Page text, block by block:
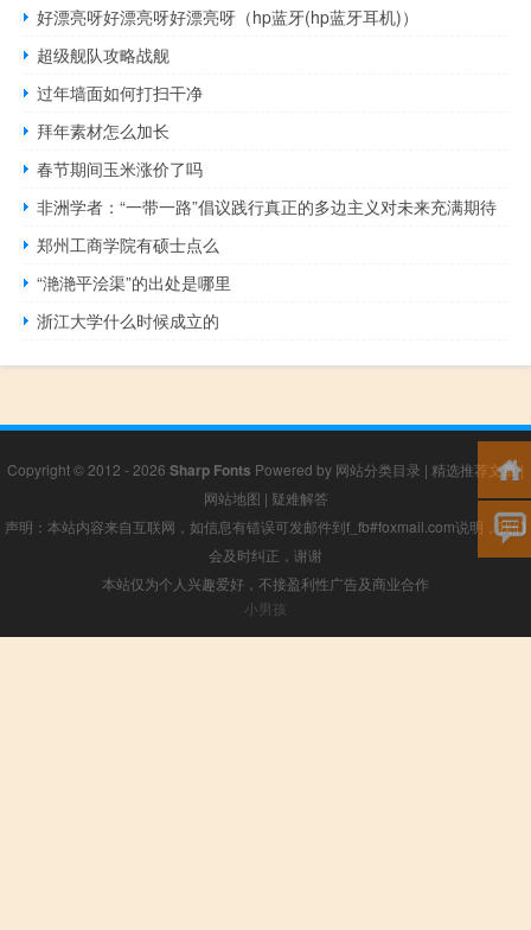
好漂亮呀好漂亮呀好漂亮呀（hp蓝牙(hp蓝牙耳机)）
超级舰队攻略战舰
过年墙面如何打扫干净
拜年素材怎么加长
春节期间玉米涨价了吗
非洲学者：“一带一路”倡议践行真正的多边主义对未来充满期待
郑州工商学院有硕士点么
“滟滟平浍渠”的出处是哪里
浙江大学什么时候成立的
Copyright © 2012 - 2026 Sharp Fonts Powered by 网站分类目录 | 精选推荐文章|
网站地图 | 疑难解答
声明：本站内容来自互联网，如信息有错误可发邮件到f_fb#foxmail.com说明，我们
会及时纠正，谢谢
本站仅为个人兴趣爱好，不接盈利性广告及商业合作
小男孩